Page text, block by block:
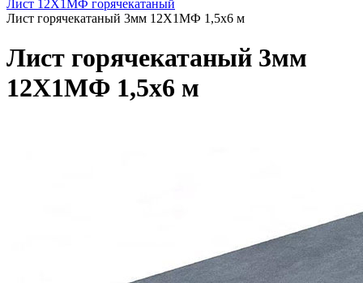
Лист 12Х1МФ горячекатаный
Лист горячекатаный 3мм 12Х1МФ 1,5х6 м
Лист горячекатаный 3мм
12Х1МФ 1,5х6 м